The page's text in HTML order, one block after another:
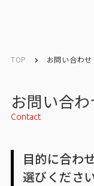
インテージの強み
TOP お問い合わせ
お問い合わ
Contact
目的に合わ
選びくださ